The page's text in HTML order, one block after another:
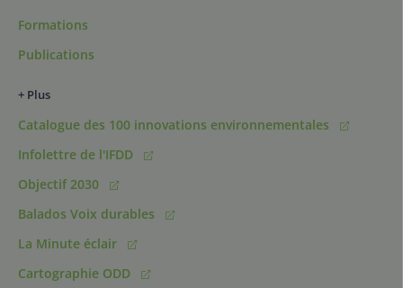
Formations
Publications
+ Plus
Catalogue des 100 innovations environnementales
Infolettre de l'IFDD
Objectif 2030
Balados Voix durables
La Minute éclair
Cartographie ODD